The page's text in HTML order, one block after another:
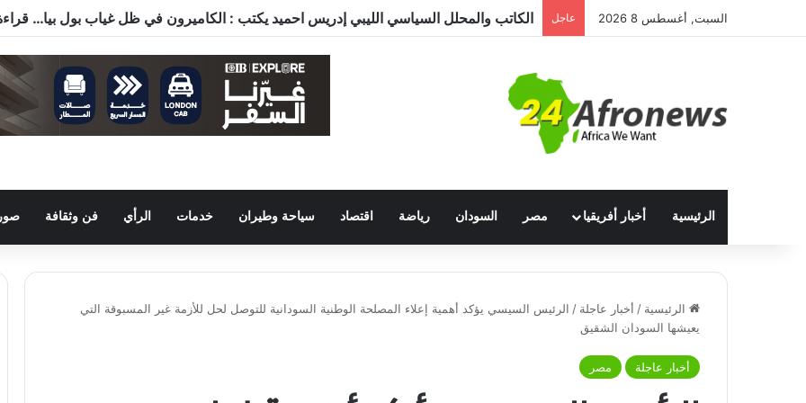
السبت, أغسطس 8 2026 عاجل
الرئيسية أخبار أفريقيا مصر السودان رياضة اقتصاد سياحة وطيران خدمات الرأي فن وثقافة
الرئيسية / أخبار عاجلة / الرئيس السيسي يؤكد أهمية إعلاء المصلحة الوطنية السودانية للتوصل لحل للأزمة غير المسبوقة التي
يعيشها السودان الشقيق
أخبار عاجلة مصر